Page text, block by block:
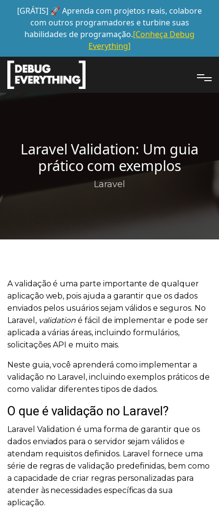
[GRÁTIS] 🚀 Aprenda com projetos reais, colabore
com outros programadores e turbine suas
habilidades de programação.[Conheça Debug
Everything]
Laravel Validation: Um guia
prático com exemplos
Laravel
A validação é uma parte importante de qualquer
aplicação web, pois ajuda a garantir que os dados
enviados pelos usuários sejam válidos e seguros. No
Laravel, validation é fácil de implementar e pode ser
aplicada a várias áreas, incluindo formulários,
solicitações API e muito mais.
Neste guia, você aprenderá como implementar a
validação no Laravel, incluindo exemplos práticos de
como validar diferentes tipos de dados.
O que é validação no Laravel?
Laravel Validation é uma forma de garantir que os
dados enviados para o servidor sejam válidos e
atendam requisitos definidos. Laravel fornece uma
série de regras de validação predefinidas, bem como
a capacidade de criar regras personalizadas para
atender às necessidades específicas da sua
aplicação.